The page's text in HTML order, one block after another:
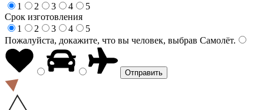
1
2 3 4
5
Срок изготовления
1
2 3 4
5
Пожалуйста, докажите, что вы человек, выбрав Самолёт.